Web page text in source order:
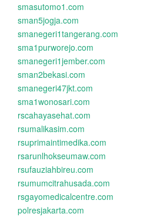
smasutomo1.com
sman5jogja.com
smanegeri1tangerang.com
sma1purworejo.com
smanegeri1jember.com
sman2bekasi.com
smanegeri47jkt.com
sma1wonosari.com
rscahayasehat.com
rsumalikasim.com
rsuprimaintimedika.com
rsarunlhokseumaw.com
rsufauziahbireu.com
rsumumcitrahusada.com
rsgayomedicalcentre.com
polresjakarta.com